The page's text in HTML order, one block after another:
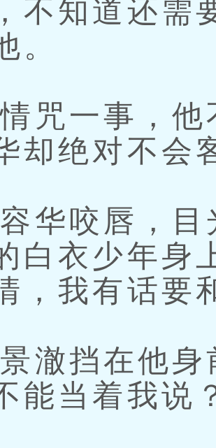
不知道还需
。
咒一事，他
却绝对不会
华咬唇，目
白衣少年身
，我有话要
澈挡在他身
能当着我说